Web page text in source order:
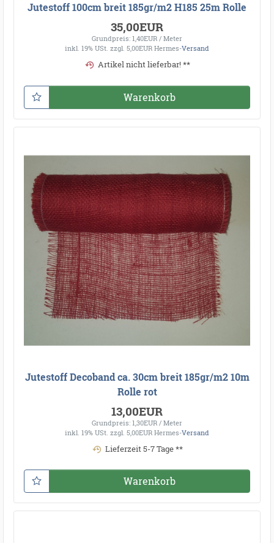
Jutestoff 100cm breit 185gr/m2 H185 25m Rolle
35,00EUR
Grundpreis: 1,40EUR / Meter
inkl. 19% USt. zzgl. 5,00EUR Hermes-Versand
Artikel nicht lieferbar! **
Warenkorb
Jutestoff Decoband ca. 30cm breit 185gr/m2 10m
Rolle rot
13,00EUR
Grundpreis: 1,30EUR / Meter
inkl. 19% USt. zzgl. 5,00EUR Hermes-Versand
Lieferzeit 5-7 Tage **
Warenkorb